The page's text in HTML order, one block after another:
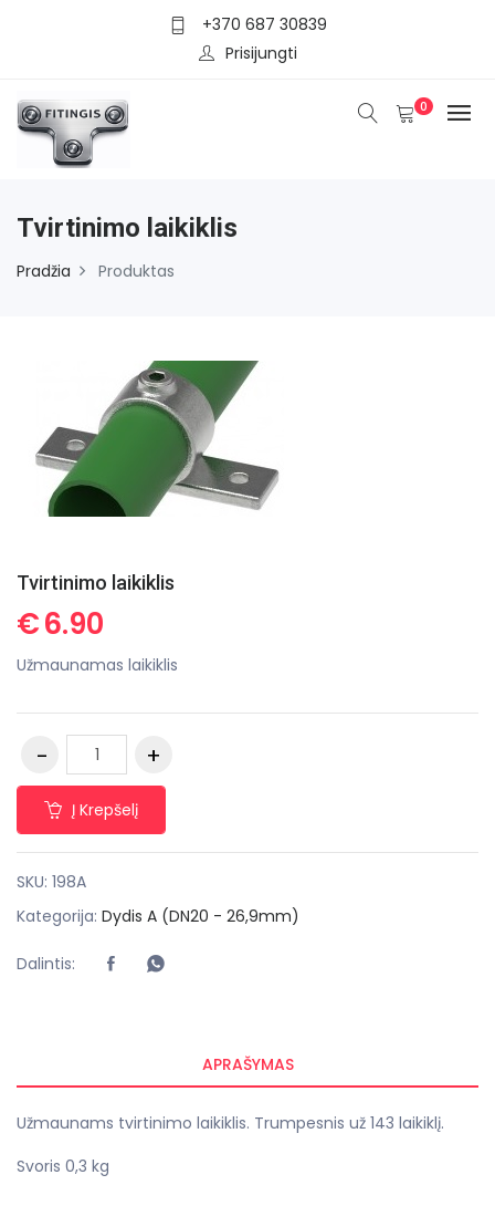
+370 687 30839
Prisijungti
0
Tvirtinimo laikiklis
Pradžia Produktas
Tvirtinimo laikiklis
€6.90
Užmaunamas laikiklis
Į Krepšelį
SKU: 198A
Kategorija: Dydis A (DN20 - 26,9mm)
Dalintis:
APRAŠYMAS
Užmaunams tvirtinimo laikiklis. Trumpesnis už 143 laikiklį.
Svoris 0,3 kg